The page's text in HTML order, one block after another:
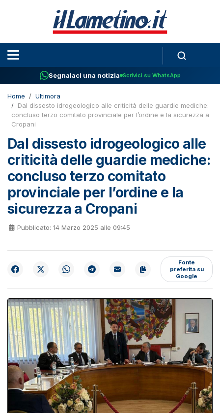
Segnalaci una notizia Scrivici su WhatsApp
Home
Ultimora
Dal dissesto idrogeologico alle criticità delle guardie mediche:
concluso terzo comitato provinciale per l’ordine e la sicurezza a
Cropani
Dal dissesto idrogeologico alle
criticità delle guardie mediche:
concluso terzo comitato
provinciale per l’ordine e la
sicurezza a Cropani
Pubblicato: 14 Marzo 2025 alle 09:45
Fonte
preferita su
Google